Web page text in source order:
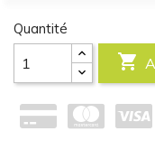
Quantité
